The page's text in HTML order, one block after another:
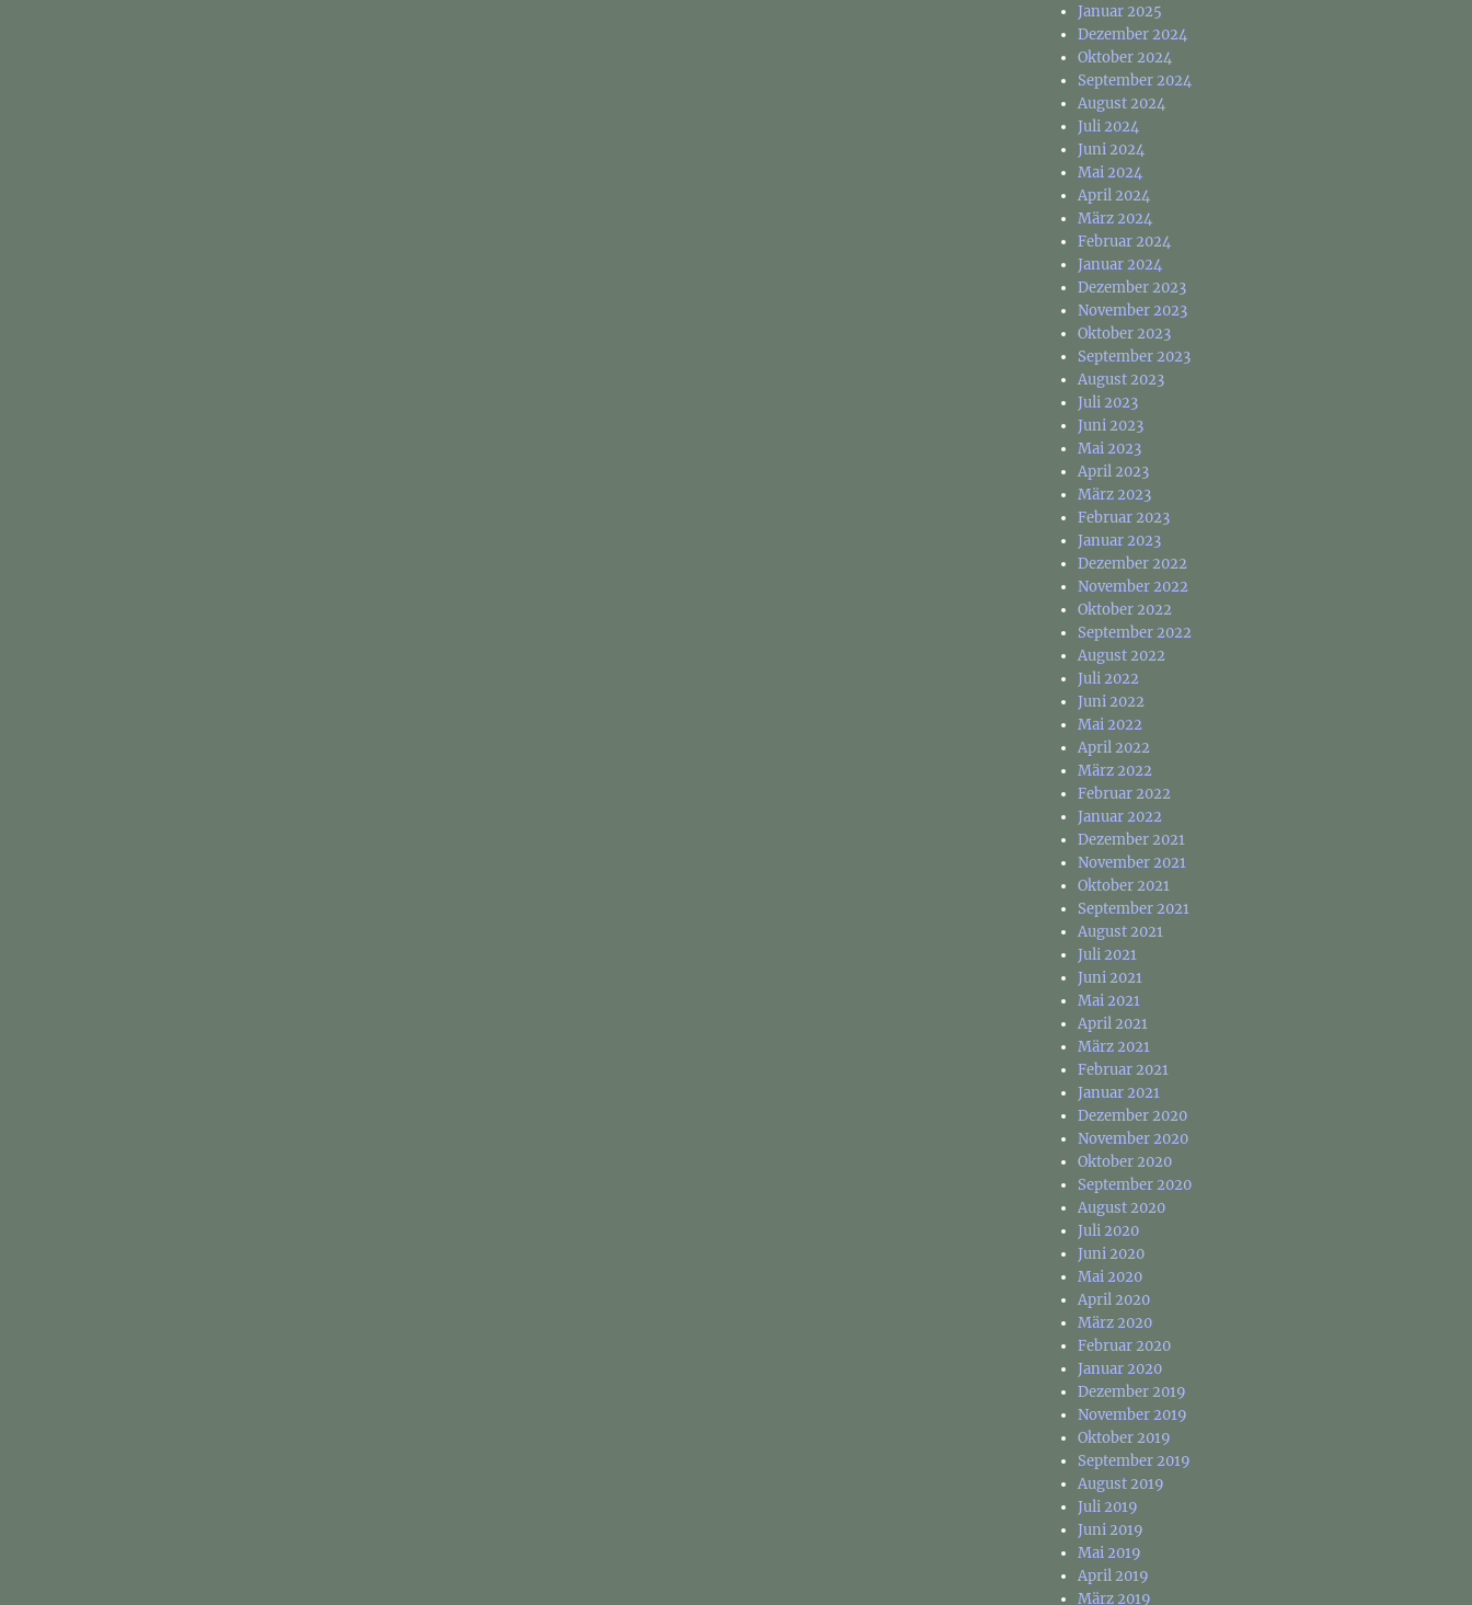
Januar 2025
Dezember 2024
Oktober 2024
September 2024
August 2024
Juli 2024
Juni 2024
Mai 2024
April 2024
März 2024
Februar 2024
Januar 2024
Dezember 2023
November 2023
Oktober 2023
September 2023
August 2023
Juli 2023
Juni 2023
Mai 2023
April 2023
März 2023
Februar 2023
Januar 2023
Dezember 2022
November 2022
Oktober 2022
September 2022
August 2022
Juli 2022
Juni 2022
Mai 2022
April 2022
März 2022
Februar 2022
Januar 2022
Dezember 2021
November 2021
Oktober 2021
September 2021
August 2021
Juli 2021
Juni 2021
Mai 2021
April 2021
März 2021
Februar 2021
Januar 2021
Dezember 2020
November 2020
Oktober 2020
September 2020
August 2020
Juli 2020
Juni 2020
Mai 2020
April 2020
März 2020
Februar 2020
Januar 2020
Dezember 2019
November 2019
Oktober 2019
September 2019
August 2019
Juli 2019
Juni 2019
Mai 2019
April 2019
März 2019